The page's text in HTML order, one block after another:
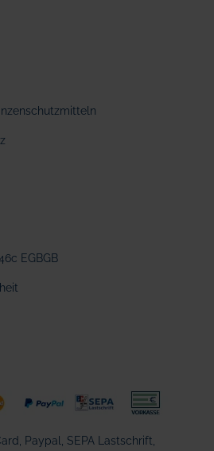
EGBGB
Paypal, SEPA Lastschrift,